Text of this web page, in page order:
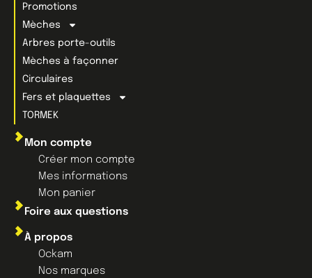
À propos
Ockam
Nos marques
Promotions
Mèches
Arbres porte-outils
Mèches à façonner
Circulaires
Fers et plaquettes
TORMEK
Mon compte
Créer mon compte
Mes informations
Mon panier
Foire aux questions